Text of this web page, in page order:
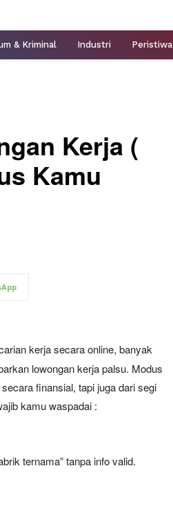
& Kriminal Industri Peristiwa
Kerja (
Kamu
kerja secara online, banyak
lowongan kerja palsu. Modus
finansial, tapi juga dari segi
kamu waspadai :
ternama” tanpa info valid.